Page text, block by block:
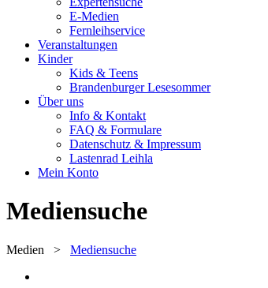
E-Medien
Fernleihservice
Veranstaltungen
Kinder
Kids & Teens
Brandenburger Lesesommer
Über uns
Info & Kontakt
FAQ & Formulare
Datenschutz & Impressum
Lastenrad Leihla
Mein Konto
Mediensuche
Medien > Mediensuche